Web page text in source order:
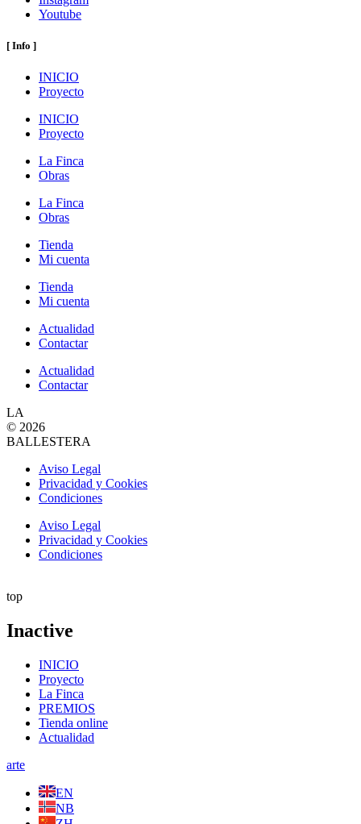
Youtube
[ Info ]
INICIO
Proyecto
INICIO
Proyecto
La Finca
Obras
La Finca
Obras
Tienda
Mi cuenta
Tienda
Mi cuenta
Actualidad
Contactar
Actualidad
Contactar
LA
© 2026
BALLESTERA
Aviso Legal
Privacidad y Cookies
Condiciones
Aviso Legal
Privacidad y Cookies
Condiciones
top
Inactive
INICIO
Proyecto
La Finca
PREMIOS
Tienda online
Actualidad
arte
EN
NB